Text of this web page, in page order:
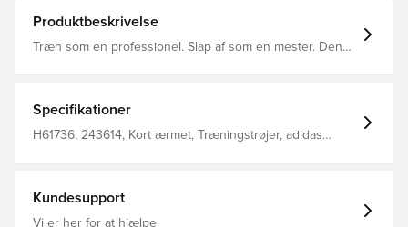
Produktbeskrivelse
Træn som en professionel. Slap af som en mester. Denne
en kickabout i parken eller nyder en aften i byen.
Fremstillet af 100 % genbrugsmaterialer repræsenterer
dette produkt blot en af vores løsninger til at hjælpe med
Specifikationer
H61736, 243614, Kort ærmet, Træningstrøjer, adidas
Kundesupport
Vi er her for at hjælpe